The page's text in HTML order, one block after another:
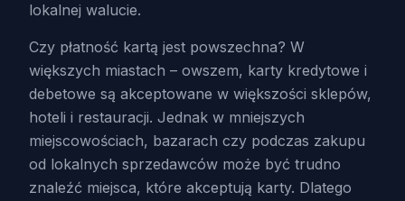
lokalnej walucie.
Czy płatność kartą jest powszechna? W
większych miastach – owszem, karty kredytowe i
debetowe są akceptowane w większości sklepów,
hoteli i restauracji. Jednak w mniejszych
miejscowościach, bazarach czy podczas zakupu
od lokalnych sprzedawców może być trudno
znaleźć miejsca, które akceptują karty. Dlatego